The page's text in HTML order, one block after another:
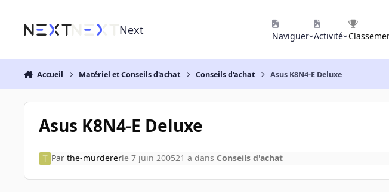
Next Naviguer Activité
Accueil Matériel et Conseils d'achat Conseils d'achat Asus K8N4-E Deluxe
Asus K8N4-E Deluxe
Par the-murdererle 7 juin 200521 a dans Conseils d'achat